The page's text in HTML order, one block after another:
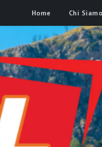
Home Chi Siamo